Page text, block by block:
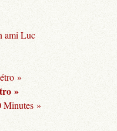
ami Luc
»
»
Minutes »